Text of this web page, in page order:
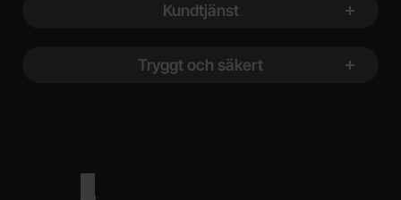
Kundtjänst
Tryggt och säkert